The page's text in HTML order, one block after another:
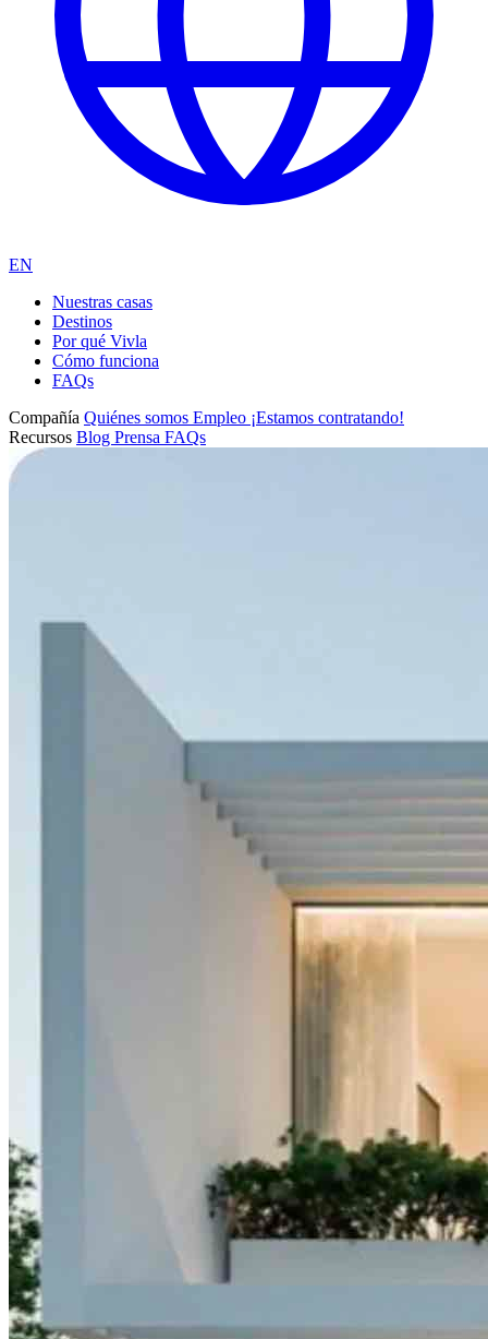
EN
Nuestras casas
Destinos
Por qué Vivla
Cómo funciona
FAQs
Compañía Quiénes somos Empleo ¡Estamos contratando!
Recursos Blog Prensa FAQs